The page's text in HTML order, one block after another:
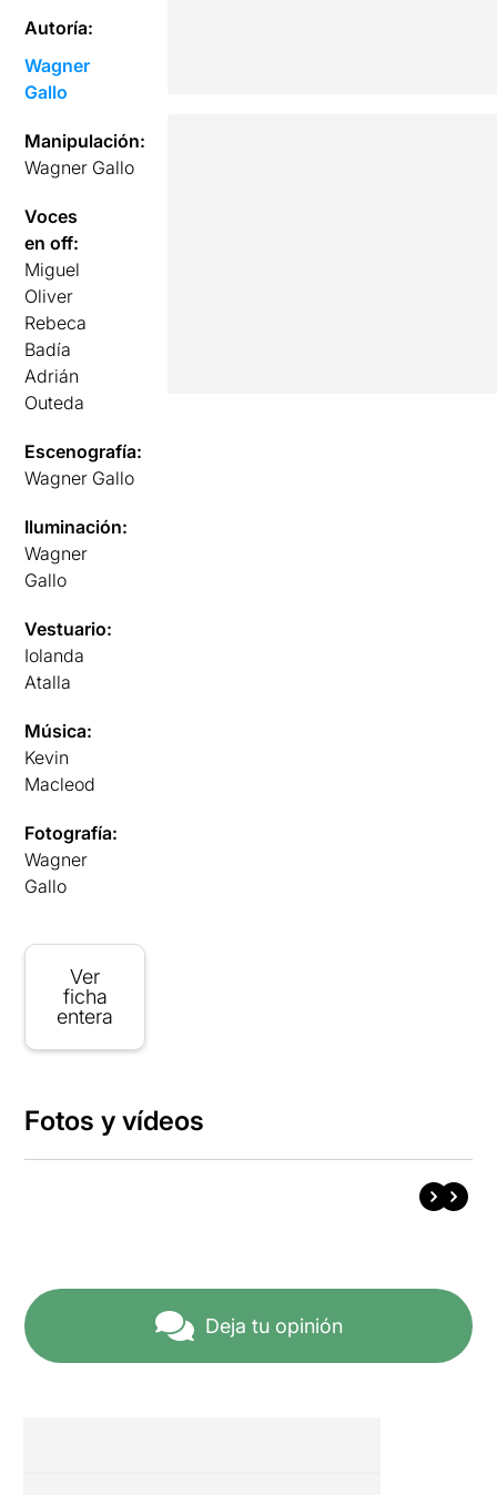
Autoría:
Wagner
Gallo
Manipulación:
Wagner Gallo
Voces
en off:
Miguel
Oliver
Rebeca
Badía
Adrián
Outeda
Escenografía:
Wagner Gallo
Iluminación:
Wagner
Gallo
Vestuario:
Iolanda
Atalla
Música:
Kevin
Macleod
Fotografía:
Wagner
Gallo
Ver
ficha
entera
Fotos y vídeos
Deja tu opinión